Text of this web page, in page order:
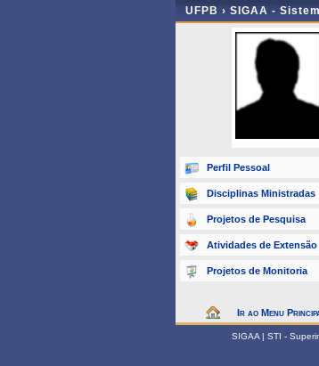
UFPB › SIGAA -
Perfil Pessoal
Disciplinas Ministradas
Projetos de Pesquisa
Atividades de Extensão
Projetos de Monitoria
Ir ao Menu
SIGAA | STI -